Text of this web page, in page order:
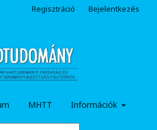
MHTT Információk
Regisztráció Bejelentkezés